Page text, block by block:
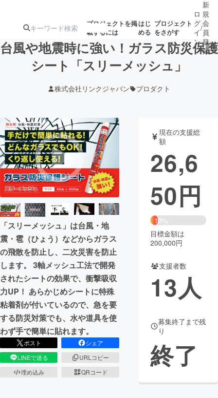
プロジェクトを掲
載するには
はじ
める
プロジェクト
をさがす
注目のリ
ターン
注目の新着プロ
ジェクト
募集終了が近いプ
ロジェクト
アート・写真 音楽
テクノロジー・ガジェット ゲーム・
映像・映画 書籍・雑誌
ビジネス・起業 チャレンジ
まちづくり・地域活性化
CAMPFIRE for Social Good
CAMPFIRE Creation
CAMPFIREふるさと納税machi-ya コミュニティ
ロ
グ
イ
ン
/
新
規
会
員
登
録
台風や地震時に強い！ガラス防災保護
シート「スリーメッシュ」
株式会社リンクジャパン プロダクト
「スリーメッシュ」は台風・地
震・雹（ひょう）などからガラス
の飛散を防止し、二次災害を防止
します。 3軸メッシュ工法で開発
されたシートの効果で、衝撃吸収
力UP！ あらかじめシートに特殊
粘着剤が付いているので、急を要
する防災対策でも、水や道具を使
わず手で簡単に貼れます。
ポスト
シェア
LINEで送る
URLコピー
埋め込み
QRコード
現在の支援総
額
26,6
50円
13%
目標金額は
200,000円
支援者数
13人
募集終了まで残
り
終了